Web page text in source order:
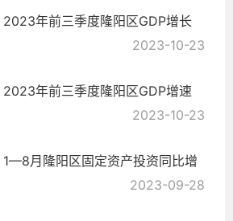
2023年前三季度隆阳区GDP增长
2023-10-23
2023年前三季度隆阳区GDP增速
2023-10-23
1—8月隆阳区固定资产投资同比增
2023-09-28